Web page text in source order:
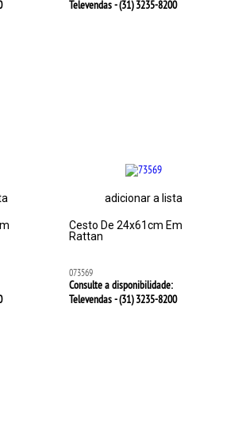
Televendas - (31)3235-8200
adicionar a lista
Cesto De 24x61cm Em
Rattan
073569
Consulte a disponibilidade:
Televendas - (31)3235-8200